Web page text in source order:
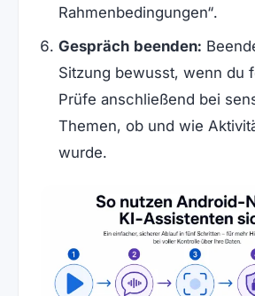
Rahmenbedingungen“.
Gespräch beenden:
Sitzung bewusst, wenn du
Prüfe anschließend bei
Themen, ob und wie
wurde.